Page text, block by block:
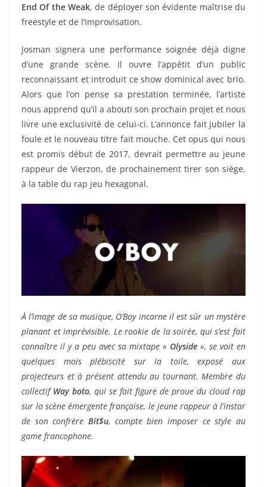
End Of the Weak, de déployer son évidente maîtrise du
freestyle et de l’improvisation.
Josman signera une performance soignée déjà digne
d’une grande scène. Il ouvre l’appétit d’un public
reconnaissant et introduit ce show dominical avec brio.
Alors que l’on pense sa prestation terminée, l’artiste
nous apprend qu’il a abouti son prochain projet et nous
livre une exclusivité de celui-ci. L’annonce fait jubiler la
foule et le nouveau titre fait mouche. Cet opus qui nous
est promis début de 2017, devrait permettre au jeune
rappeur de Vierzon, de prochainement tirer son siège,
à la table du rap jeu hexagonal.
À l’image de sa musique, O’Boy incarne il est sûr un mystère
planant et imprévisible. Le rookie de la soirée, qui s’est fait
connaître il y a peu avec sa mixtape « Olyside », se voit en
quelques mois plébiscité sur la toile, exposé aux
projecteurs et à présent attendu au tournant. Membre du
collectif Way boto, qui se fait figure de proue du cloud rap
sur la scène émergente française, le jeune rappeur à l’instar
de son confrère Bit$u, compte bien imposer ce style au
game francophone.